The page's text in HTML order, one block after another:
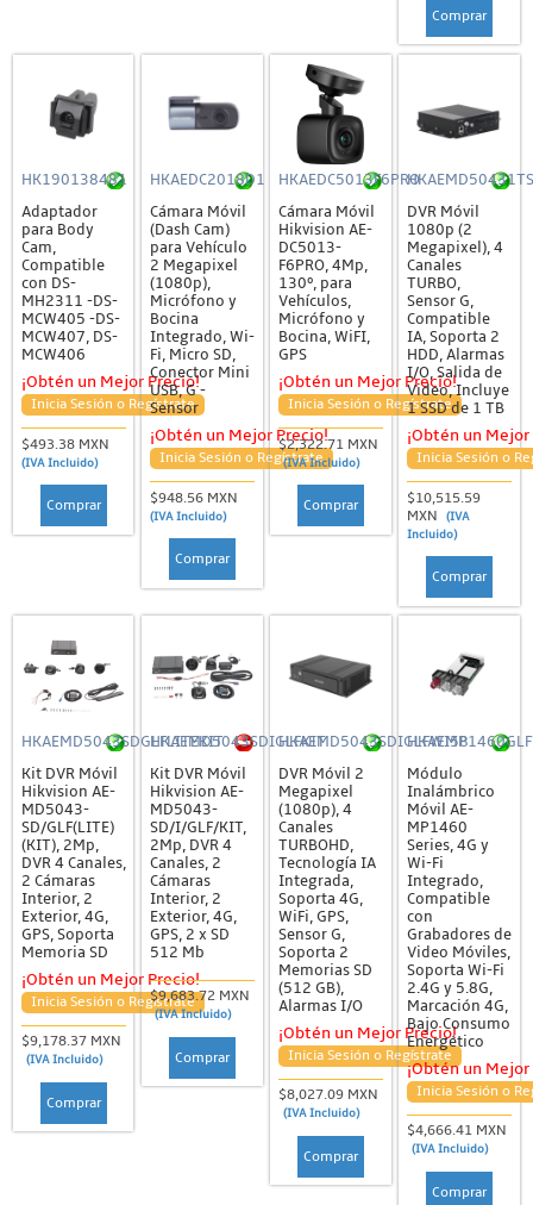
Comprar
HK190138481
Adaptador
para Body
Cam,
Compatible
con DS-
MH2311 -DS-
MCW405 -DS-
MCW407, DS-
MCW406
¡Obtén un Mejor Precio!
Inicia Sesión o Regístrate
$493.38 MXN
(IVA Incluido)
Comprar
HKAEDC2018D1
Cámara Móvil
(Dash Cam)
para Vehículo
2 Megapixel
(1080p),
Micrófono y
Bocina
Integrado, Wi-
Fi, Micro SD,
Conector Mini
USB, G -
Sensor
¡Obtén un Mejor Precio!
Inicia Sesión o Regístrate
$948.56 MXN
(IVA Incluido)
Comprar
HKAEDC5013F6PRO
Cámara Móvil
Hikvision AE-
DC5013-
F6PRO, 4Mp,
130º, para
Vehículos,
Micrófono y
Bocina, WiFI,
GPS
¡Obtén un Mejor Precio!
Inicia Sesión o Regístrate
$2,322.71 MXN
(IVA Incluido)
Comprar
DVR Móvil
1080p (2
Megapixel), 4
Canales
TURBO,
Sensor G,
Compatible
IA, Soporta 2
HDD, Alarmas
I/O, Salida de
Video, Incluye
1 SSD de 1 TB
¡Obtén un
Inicia Sesión o
$10,515.59
MXN
(IVA
Incluido)
Comprar
HKAEMD5043SDGLFLITEKIT
Kit DVR Móvil
Hikvision AE-
MD5043-
SD/GLF(LITE)
(KIT), 2Mp,
DVR 4 Canales,
2 Cámaras
Interior, 2
Exterior, 4G,
GPS, Soporta
Memoria SD
¡Obtén un Mejor Precio!
Inicia Sesión o Regístrate
$9,178.37 MXN
(IVA Incluido)
Comprar
HKAEMD5043SDIGLFKIT
Kit DVR Móvil
Hikvision AE-
MD5043-
SD/I/GLF/KIT,
2Mp, DVR 4
Canales, 2
Cámaras
Interior, 2
Exterior, 4G,
GPS, 2 x SD
512 Mb
$9,683.72 MXN
(IVA Incluido)
Comprar
HKAEMD5043SDIGLFWI58
DVR Móvil 2
Megapixel
(1080p), 4
Canales
TURBOHD,
Tecnología IA
Integrada,
Soporta 4G,
WiFi, GPS,
Sensor G,
Soporta 2
Memorias SD
(512 GB),
Alarmas I/O
¡Obtén un Mejor Precio!
Inicia Sesión o Regístrate
$8,027.09 MXN
(IVA Incluido)
Comprar
Módulo
Inalámbrico
Móvil AE-
MP1460
Series, 4G y
Wi-Fi
Integrado,
Compatible
con
Grabadores de
Video Móviles,
Soporta Wi-Fi
2.4G y 5.8G,
Marcación 4G,
Bajo Consumo
Energético
¡Obtén un
Inicia Sesión o
$4,666.41 MXN
(IVA Incluido)
Comprar